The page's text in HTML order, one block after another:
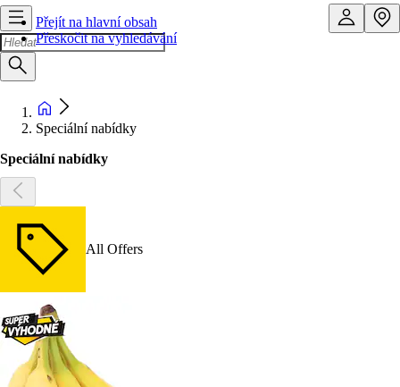
Přejít na hlavní obsah
Přeskočit na vyhledávání
Speciální nabídky
Speciální nabídky
All Offers